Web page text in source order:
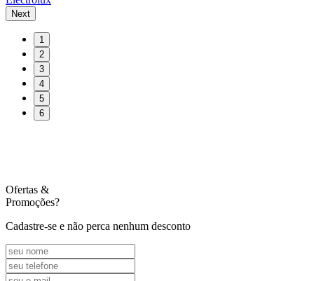
Next
1
2
3
4
5
6
Ofertas &
Promoções?
Cadastre-se e não perca nenhum desconto